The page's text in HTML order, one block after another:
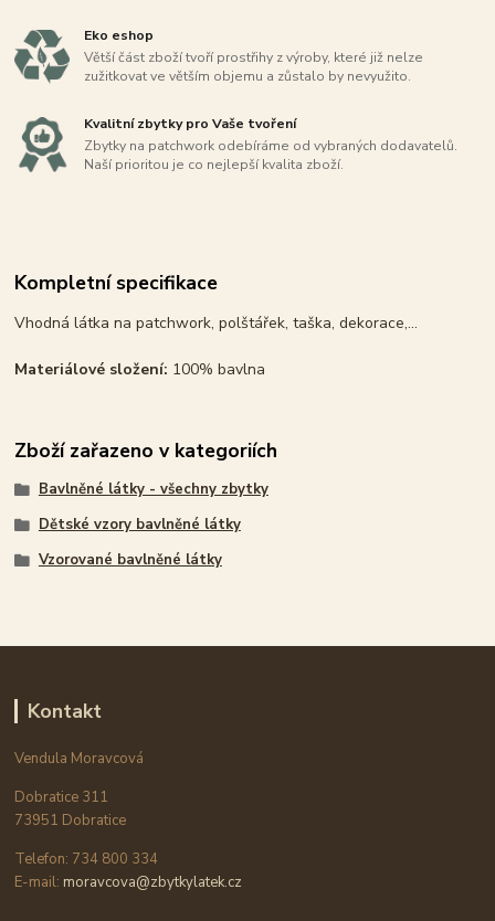
Eko eshop
Větší část zboží tvoří prostřihy z výroby, které již nelze
zužitkovat ve větším objemu a zůstalo by nevyužito.
Kvalitní zbytky pro Vaše tvoření
Zbytky na patchwork odebíráme od vybraných dodavatelů.
Naší prioritou je co nejlepší kvalita zboží.
Kompletní specifikace
Vhodná látka na patchwork, polštářek, taška, dekorace,...
Materiálové složení: 100% bavlna
Zboží zařazeno v kategoriích
Bavlněné látky - všechny zbytky
Dětské vzory bavlněné látky
Vzorované bavlněné látky
Kontakt
Vendula Moravcová
Dobratice 311
73951 Dobratice
Telefon: 734 800 334
E-mail: moravcova@zbytkylatek.cz